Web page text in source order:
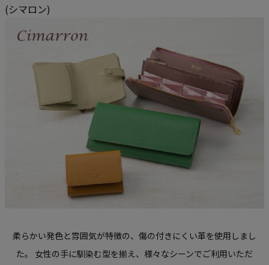
(シマロン)
柔らかい発色と雰囲気が特徴の、傷の付きにくい革を使用しまし
た。
女性の手に馴染む型を揃え、様々なシーンでご利用いただ